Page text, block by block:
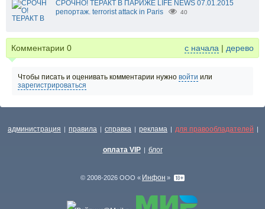
СРОЧНО! ТЕРАКТ В ПАРИЖЕ LIFE NEWS 07.01.2015
репортаж. terrorist attack in Paris
40
Комментарии 0 с начала | дерево
Чтобы писать и оценивать комментарии нужно войти или
зарегистрироваться
администрация | правила | справка | реклама | для правообладателей |
оплата VIP | блог
© 2008-2026 ООО « Инфон »